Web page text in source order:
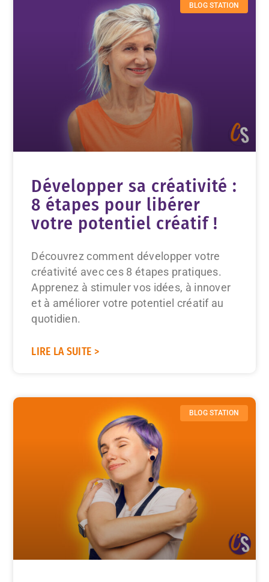
BLOG STATION
Développer sa créativité :
8 étapes pour libérer
votre potentiel créatif !
Découvrez comment développer votre
créativité avec ces 8 étapes pratiques.
Apprenez à stimuler vos idées, à innover
et à améliorer votre potentiel créatif au
quotidien.
LIRE LA SUITE >
BLOG STATION